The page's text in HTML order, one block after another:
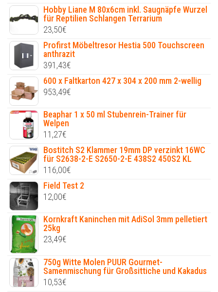
Hobby Liane M 80x6cm inkl. Saugnäpfe Wurzel
für Reptilien Schlangen Terrarium
23,50€
Profirst Möbeltresor Hestia 500 Touchscreen
anthrazit
391,43€
600 x Faltkarton 427 x 304 x 200 mm 2-wellig
953,49€
Beaphar 1 x 50 ml Stubenrein-Trainer für
Welpen
11,27€
Bostitch S2 Klammer 19mm DP verzinkt 16WC
für S2638-2-E S2650-2-E 438S2 450S2 KL
116,00€
Field Test 2
12,00€
Kornkraft Kaninchen mit AdiSol 3mm pelletiert
25kg
23,49€
750g Witte Molen PUUR Gourmet-
Samenmischung für Großsittiche und Kakadus
10,53€